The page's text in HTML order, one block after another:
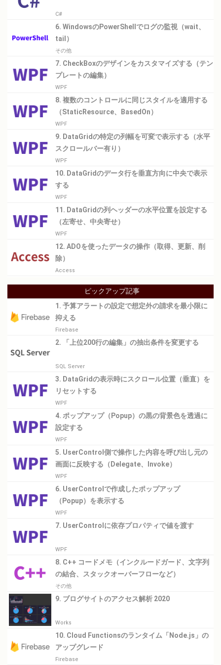
C#
6. WindowsのPowerShellでログの監視（wait、
tail）
その他
7. CheckBoxのデザインをカスタマイズする（テン
プレートの編集）
WPF
8. 複数のコントロールに同じスタイルを適用する
（StaticResource、BasedOn）
WPF
9. DataGridの特定の列幅を可変で表示する（水平
スクロールバー有り）
WPF
10. DataGridのデータ行を垂直方向に中央で表示
する
WPF
11. DataGridの列ヘッダーの水平位置を設定する
（左寄せ、中央寄せ）
WPF
12. ADOを使ったデータの操作（取得、更新、削
除）
Access
ピックアップ記事
1. 予算アラートの設定で想定外の請求を最小限に
抑える
Firebase
2. 「上位200行の編集」の抽出条件を変更する
SQL Server
3. DataGridの表示時にスクロール位置（垂直）を
リセットする
WPF
4. ポップアップ（Popup）の黒の背景色を透過に
設定する
WPF
5. UserControl側で操作した内容を呼び出し元の
画面に反映する（Delegate、Invoke）
WPF
6. UserControlで作成したポップアップ
（Popup）を表示する
WPF
7. UserControlに依存プロパティで値を渡す
WPF
8. C++ コードメモ（インクルードガード、文字列
の結合、スタックオーバーフローなど）
その他
9. ブログサイトのアクセス解析 2020
Works
10. Cloud Functionsのランタイム「Node.js」の
アップグレード
Firebase